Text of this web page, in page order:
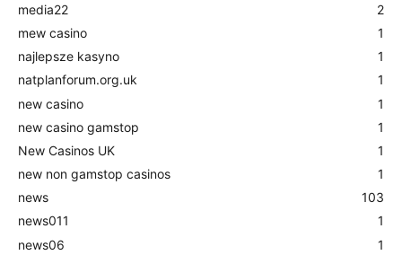
media22
2
mew casino
1
najlepsze kasyno
1
natplanforum.org.uk
1
new casino
1
new casino gamstop
1
New Casinos UK
1
new non gamstop casinos
1
news
103
news011
1
news06
1